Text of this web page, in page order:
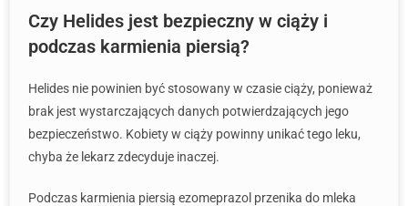
Czy Helides jest bezpieczny w ciąży i
podczas karmienia piersią?
Helides nie powinien być stosowany w czasie ciąży, ponieważ
brak jest wystarczających danych potwierdzających jego
bezpieczeństwo. Kobiety w ciąży powinny unikać tego leku,
chyba że lekarz zdecyduje inaczej.
Podczas karmienia piersią ezomeprazol przenika do mleka